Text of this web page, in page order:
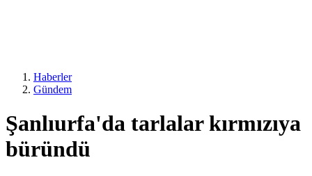
Haberler
Gündem
Şanlıurfa'da tarlalar kırmızıya
büründü